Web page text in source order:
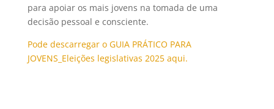
para apoiar os mais jovens na tomada de uma
decisão pessoal e consciente.
Pode descarregar o GUIA PRÁTICO PARA
JOVENS_Eleições legislativas 2025 aqui.